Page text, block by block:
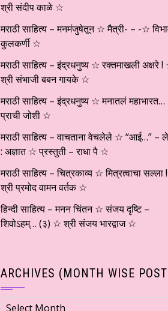
श्री संदीप काळे ☆
मराठी साहित्य – मनमंजुषेतून ☆ मैत्री- – -☆
कुलकर्णी ☆
मराठी साहित्य – इंद्रधनुष्य ☆ रक्तमाखली अक्षरे
श्री संभाजी बबन गायके ☆
मराठी साहित्य – इंद्रधनुष्य ☆ मनातलं
प्राची जोशी ☆
मराठी साहित्य – वाचताना वेचलेले ☆ “आई…”
: अज्ञात ☆ प्रस्तुती – राधा पै ☆
मराठी साहित्य – चित्रकाव्य ☆ मित्रत्वाचा
श्री प्रमोद वामन वर्तक ☆
हिन्दी साहित्य – मनन चिंतन ☆ संजय दृष्टि –
शिवोऽहम्… (३) ☆ श्री संजय भारद्वाज ☆
ARCHIVES (MONTH WISE
Archives